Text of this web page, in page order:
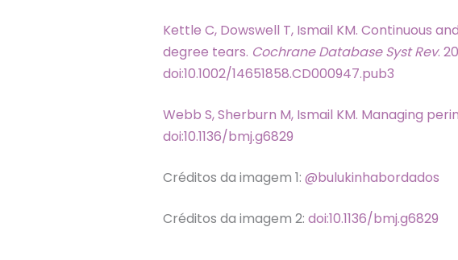
Kettle C, Dowswell T, Ismail KM. Continuous
degree tears. Cochrane Database Syst Rev.
doi:10.1002/14651858.CD000947.pub3
Webb S, Sherburn M, Ismail KM. Managing
doi:10.1136/bmj.g6829
Créditos da imagem 1: @bulukinhabordados
Créditos da imagem 2: doi:10.1136/bmj.g6829